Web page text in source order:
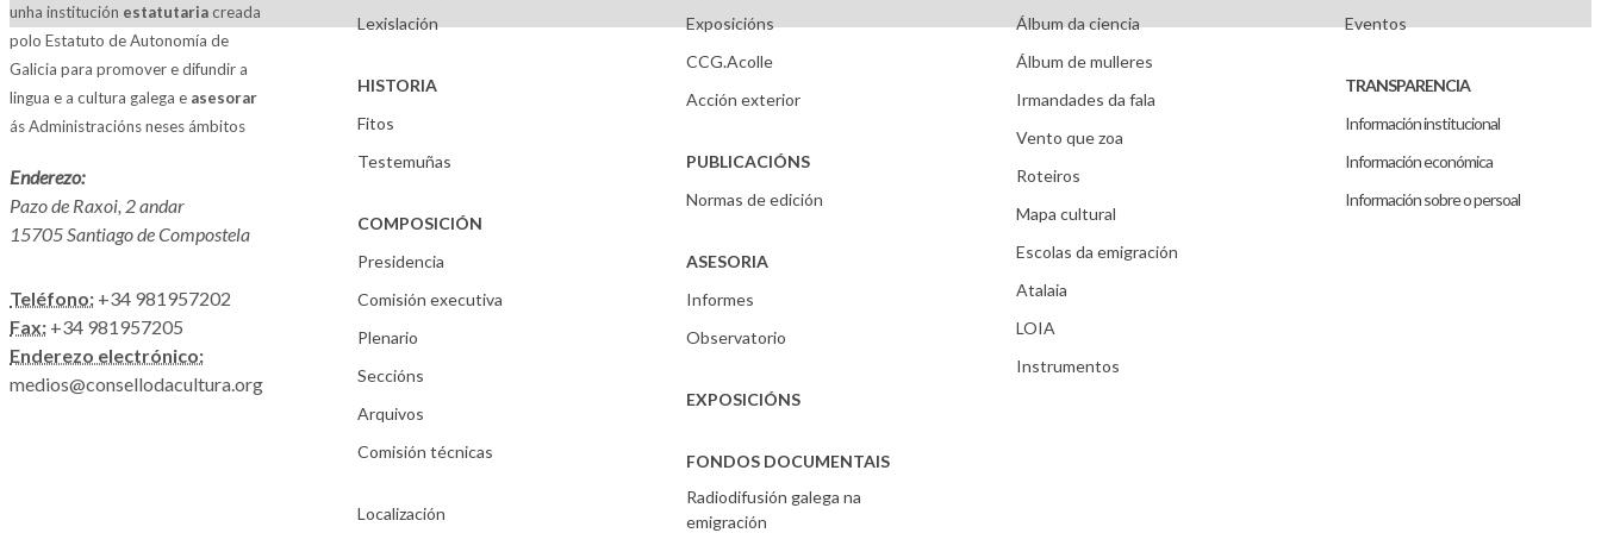
unha institución estatutariacreada
polo Estatuto de Autonomía de
Galicia para promover e difundir a
lingua e a cultura galega e asesorar
ás Administracións neses ámbitos
Enderezo:
Pazo de Raxoi, 2 andar
15705 Santiago de Compostela
Teléfono: +34 981957202
Fax: +34 981957205
Enderezo electrónico:
medios@consellodacultura.org
Lexislación
HISTORIA
Fitos
Testemuñas
COMPOSICIÓN
Presidencia
Comisión executiva
Plenario
Seccións
Arquivos
Comisión técnicas
Localización
Exposicións
CCG.Acolle
Acción exterior
PUBLICACIÓNS
Normas de edición
ASESORIA
Informes
Observatorio
EXPOSICIÓNS
FONDOS DOCUMENTAIS
Radiodifusión galega na
emigración
Álbum da ciencia
Álbum de mulleres
Irmandades da fala
Vento que zoa
Roteiros
Mapa cultural
Escolas da emigración
Atalaia
LOIA
Instrumentos
Eventos
TRANSPARENCIA
Información institucional
Información económica
Información sobre o persoal